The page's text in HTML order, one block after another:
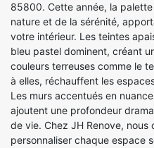
85800. Cette année, la
nature et de la sérénité,
votre intérieur. Les teintes
bleu pastel dominent, créant
couleurs terreuses comme le
à elles, réchauffent les
Les murs accentués en
ajoutent une profondeur
de vie. Chez JH Renove,
personnaliser chaque espace